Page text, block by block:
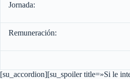
Jornada:
Remuneración:
[su_accordion][su_spoiler title=»Si le